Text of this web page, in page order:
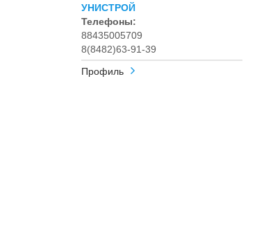
УНИСТРОЙ
Телефоны:
88435005709
8(8482)63-91-39
Профиль